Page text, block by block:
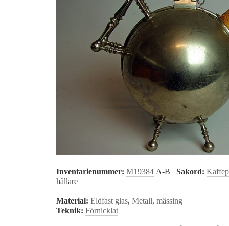
Inventarienummer: M19384 A-B Sakord:
hållare
Material: Eldfast glas, Metall, mässing
Teknik: Förnicklat